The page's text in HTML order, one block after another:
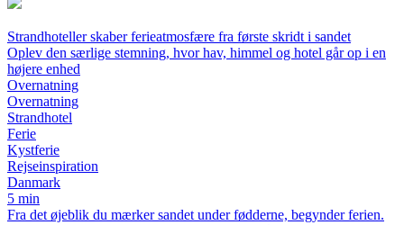
Strandhoteller skaber ferieatmosfære fra første skridt i sandet
Oplev den særlige stemning, hvor hav, himmel og hotel går op i en
højere enhed
Overnatning
Overnatning
Strandhotel
Ferie
Kystferie
Rejseinspiration
Danmark
5 min
Fra det øjeblik du mærker sandet under fødderne, begynder ferien.